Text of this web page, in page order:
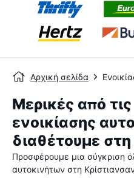
Αρχική σελίδα
Μερικές από τις
ενοικίασης
διαθέτουμε
Προσφέρουμε μια σύγκριση
αυτοκινήτων στη